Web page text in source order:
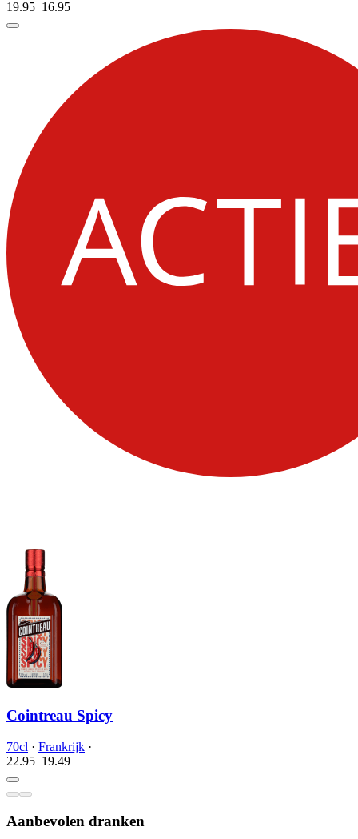
19.95 16.95
Cointreau Spicy
70cl · Frankrijk ·
22.95 19.49
Aanbevolen dranken